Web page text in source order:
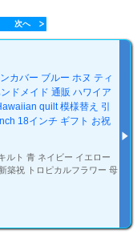
次へ
カバー ブルー ホヌ ティ
ドメイド 通販 ハワイア
quilt 模様替え 引
18インチ ギフト お祝
ルト 青 ネイビー イエロー
築祝 トロピカルフラワー 母